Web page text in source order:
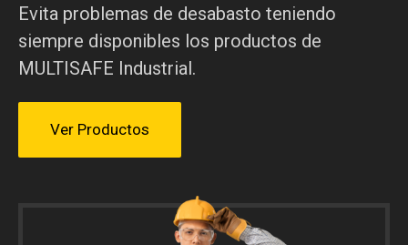
Evita problemas de desabasto teniendo
siempre disponibles los productos de
MULTISAFE Industrial.
Ver Productos